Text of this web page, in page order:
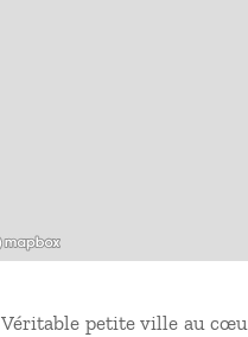
Véritable petite ville au